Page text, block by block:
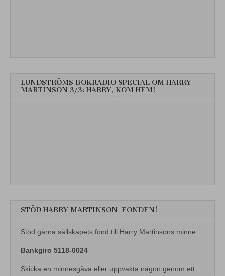
LUNDSTRÖMS BOKRADIO SPECIAL OM HARRY
MARTINSON 3/3: HARRY, KOM HEM!
STÖD HARRY MARTINSON-FONDEN!
Stöd gärna sällskapets fond till Harry Martinsons minne.
Bankgiro 5118-0024
Skicka en minnesgåva eller uppvakta någon genom ett